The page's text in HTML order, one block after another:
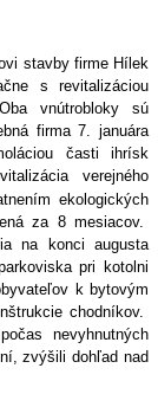
stavby firme Hílek
s revitalizáciou
vnútrobloky sú
firma 7. januára
časti ihrísk
verejného
ekologických
za 8 mesiacov.
na konci augusta
pri kotolni
k bytovým
chodníkov.
nevyhnutných
zvýšili dohľad nad